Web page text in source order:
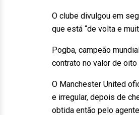
O clube divulgou em
que está “de volta e
Pogba, campeão
contrato no valor de
O Manchester United
e irregular, depois de
obtida então pelo